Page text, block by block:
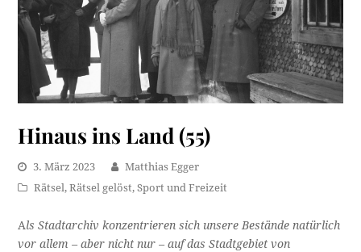
Hinaus ins Land (55)
3. März 2023
Matthias Egger
Rätsel,Rätsel gelöst,Sport und Freizeit
Als Stadtarchiv konzentrieren sich unsere Bestände natürlich
vor allem – aber nicht nur – auf das Stadtgebiet von